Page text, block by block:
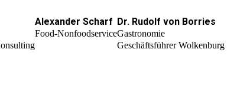
Alexander Scharf
Food-Nonfoodservice
Dr. Rudolf von Borries
Gastronomie
Geschäftsführer Wolkenburg